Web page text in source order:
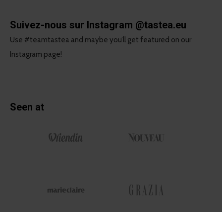
Suivez-nous sur Instagram @tastea.eu
Use #teamtastea and maybe you’ll get featured on our
Instagram page!
Seen at